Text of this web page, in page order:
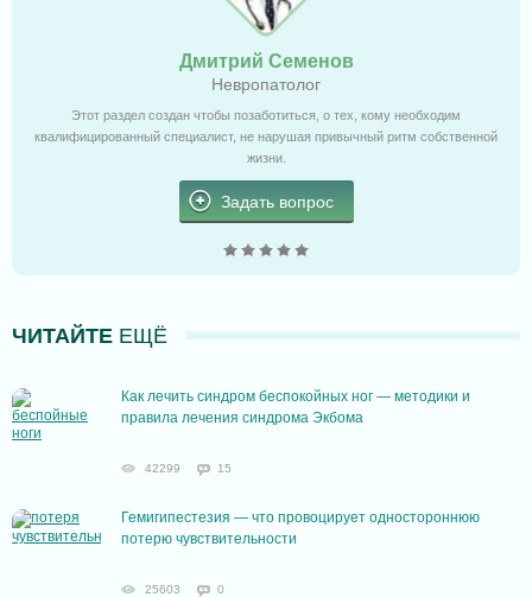
Дмитрий Семенов
Невропатолог
Этот раздел создан чтобы позаботиться, о тех, кому необходим
квалифицированный специалист, не нарушая привычный ритм собственной
жизни.
Задать вопрос
ЧИТАЙТЕ ЕЩЁ
Как лечить синдром беспокойных ног — методики и
правила лечения синдрома Экбома
42299 15
Гемигипестезия — что провоцирует одностороннюю
потерю чувствительности
25603 0